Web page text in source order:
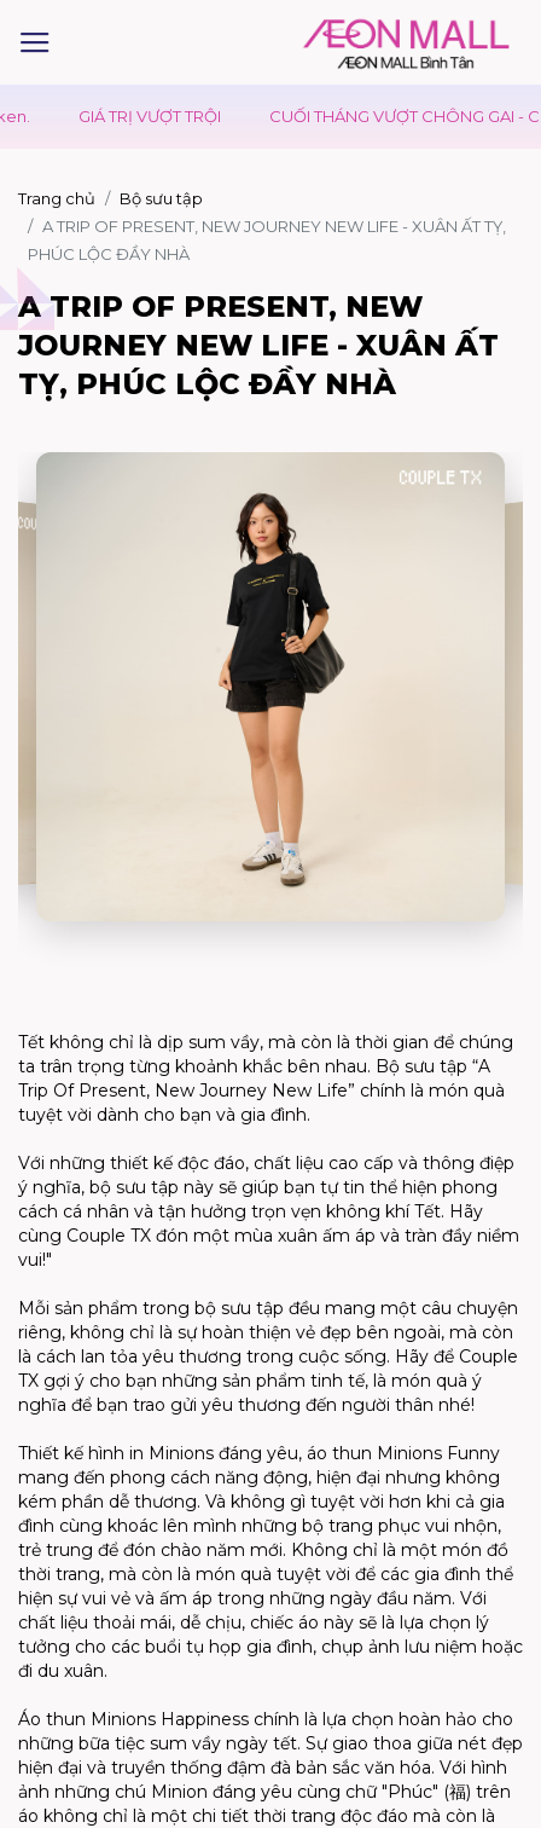
GIÁ TRỊ VƯỢT TRỘI CUỐI THÁNG VƯỢT CHÔNG GAI - CÓ
Trang chủ
Bộ sưu tập
A TRIP OF PRESENT, NEW JOURNEY NEW LIFE - XUÂN ẤT TỴ,
PHÚC LỘC ĐẦY NHÀ
A TRIP OF PRESENT, NEW
JOURNEY NEW LIFE - XUÂN ẤT
TỴ, PHÚC LỘC ĐẦY NHÀ
Tết không chỉ là dịp sum vầy, mà còn là thời gian để chúng
ta trân trọng từng khoảnh khắc bên nhau. Bộ sưu tập “A
Trip Of Present, New Journey New Life” chính là món quà
tuyệt vời dành cho bạn và gia đình.
Với những thiết kế độc đáo, chất liệu cao cấp và thông điệp
ý nghĩa, bộ sưu tập này sẽ giúp bạn tự tin thể hiện phong
cách cá nhân và tận hưởng trọn vẹn không khí Tết. Hãy
cùng Couple TX đón một mùa xuân ấm áp và tràn đầy niềm
vui!"
Mỗi sản phẩm trong bộ sưu tập đều mang một câu chuyện
riêng, không chỉ là sự hoàn thiện vẻ đẹp bên ngoài, mà còn
là cách lan tỏa yêu thương trong cuộc sống. Hãy để Couple
TX gợi ý cho bạn những sản phẩm tinh tế, là món quà ý
nghĩa để bạn trao gửi yêu thương đến người thân nhé!
Thiết kế hình in Minions đáng yêu, áo thun Minions Funny
mang đến phong cách năng động, hiện đại nhưng không
kém phần dễ thương. Và không gì tuyệt vời hơn khi cả gia
đình cùng khoác lên mình những bộ trang phục vui nhộn,
trẻ trung để đón chào năm mới. Không chỉ là một món đồ
thời trang, mà còn là món quà tuyệt vời để các gia đình thể
hiện sự vui vẻ và ấm áp trong những ngày đầu năm. Với
chất liệu thoải mái, dễ chịu, chiếc áo này sẽ là lựa chọn lý
tưởng cho các buổi tụ họp gia đình, chụp ảnh lưu niệm hoặc
đi du xuân.
Áo thun Minions Happiness chính là lựa chọn hoàn hảo cho
những bữa tiệc sum vầy ngày tết. Sự giao thoa giữa nét đẹp
hiện đại và truyền thống đậm đà bản sắc văn hóa. Với hình
ảnh những chú Minion đáng yêu cùng chữ "Phúc" (福) trên
áo không chỉ là một chi tiết thời trang độc đáo mà còn là